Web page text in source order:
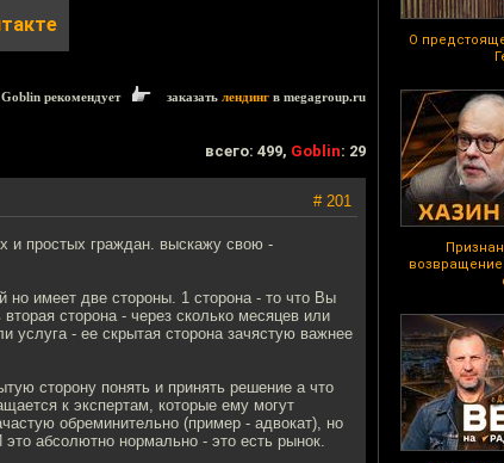
О
Goblin рекомендует заказать лендинг в megagroup.ru
всего: 499, Goblin: 29
# 201
и простых граждан. выскажу свою -
но имеет две стороны. 1 сторона - то что Вы
сторона - через сколько месяцев или
услуга - ее скрытая сторона зачястую важнее
сторону понять и принять решение а что
к экспертам, которые ему могут
обреминительно (пример - адвокат), но
абсолютно нормально - это есть рынок.